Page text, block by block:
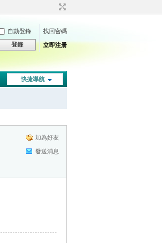
自動登錄
找回密碼
登錄 立即注册
快捷導航
加為好友
發送消息